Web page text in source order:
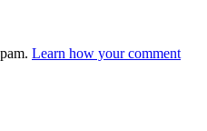
Learn how your comment